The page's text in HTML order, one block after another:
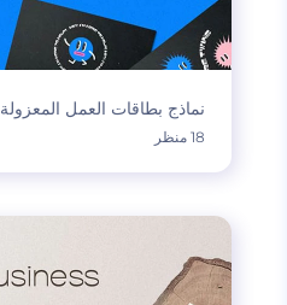
نماذج بطاقات العمل المعزولة
18 منظر